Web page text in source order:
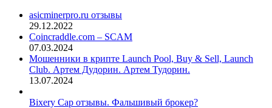
asicminerpro.ru отзывы
29.12.2022
Coincraddle.com – SCAM
07.03.2024
Мошенники в крипте Launch Pool, Buy & Sell, Launch
Club. Артем Дудорин. Артем Тудорин.
13.07.2024
Bixery Cap отзывы. Фальшивый брокер?